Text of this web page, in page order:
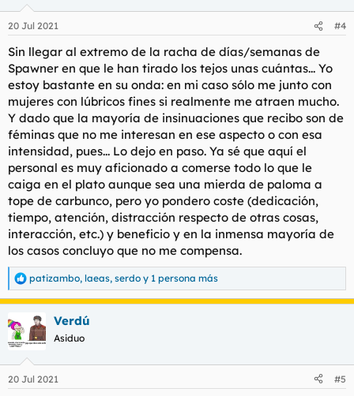
e
s
:
20 Jul 2021 #4
Sin llegar al extremo de la racha de días/semanas de
Spawner en que le han tirado los tejos unas cuántas... Yo
estoy bastante en su onda: en mi caso sólo me junto con
mujeres con lúbricos fines si realmente me atraen mucho.
Y dado que la mayoría de insinuaciones que recibo son de
féminas que no me interesan en ese aspecto o con esa
intensidad, pues... Lo dejo en paso. Ya sé que aquí el
personal es muy aficionado a comerse todo lo que le
caiga en el plato aunque sea una mierda de paloma a
tope de carbunco, pero yo pondero coste (dedicación,
tiempo, atención, distracción respecto de otras cosas,
interacción, etc.) y beneficio y en la inmensa mayoría de
los casos concluyo que no me compensa.
R
e
a
c
c
i
e
patizambo, laeas, serdo y 1 persona más
Verdú
Asiduo
20 Jul 2021 #5